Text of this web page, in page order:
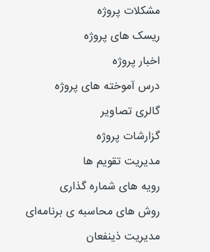
مشکلات پروژه
ریسک های پروژه
اخبار پروژه
درس آموخته های پروژه
گالری تصاویر
گزارشات پروژه
مدیریت تقویم ها
رویه های شماره گذاری
روش های محاسبه ی برنامه‌ای
مدیریت ذینفعان